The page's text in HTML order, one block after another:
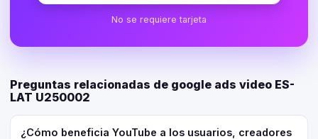
No se requiere tarjeta
Preguntas relacionadas de google ads video ES-
LAT U250002
¿Cómo beneficia YouTube a los usuarios, creadores